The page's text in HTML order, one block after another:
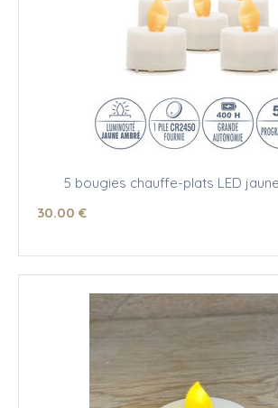
5 bougies chauffe-plats LED
30.00 €